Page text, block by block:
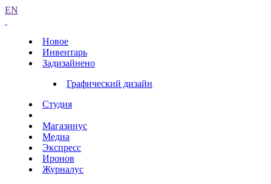
EN
Новое
Инвентарь
Задизайнено
Графический дизайн
Студия
Магазинус
Медиа
Экспресс
Иронов
Журналус